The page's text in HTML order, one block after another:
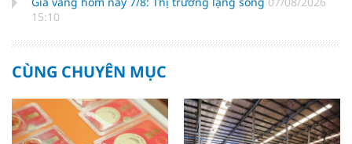
15:10
CÙNG CHUYÊN MỤC